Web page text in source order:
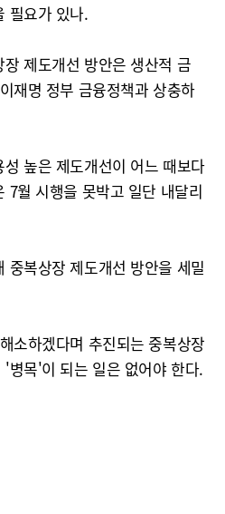
필요가 있나.
제도개선 방안은 생산적 금
재명 정부 금융정책과 상충하
높은 제도개선이 어느 때보다
7월 시행을 못박고 일단 내달리
중복상장 제도개선 방안을 세밀
소하겠다며 추진되는 중복상장
병목'이 되는 일은 없어야 한다.